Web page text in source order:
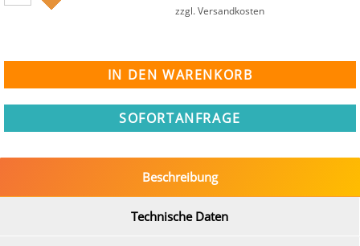
zzgl. Versandkosten
SOFORTANFRAGE
Beschreibung
Technische Daten